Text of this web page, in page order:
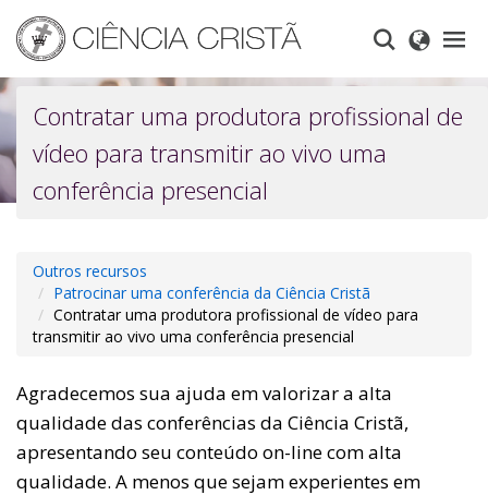
main
content
Contratar uma produtora profissional de
vídeo para transmitir ao vivo uma
conferência presencial
Outros recursos
Patrocinar uma conferência da Ciência Cristã
Contratar uma produtora profissional de vídeo para
transmitir ao vivo uma conferência presencial
Agradecemos sua ajuda em valorizar a alta
qualidade das conferências da Ciência Cristã,
apresentando seu conteúdo on-line com alta
qualidade. A menos que sejam experientes em